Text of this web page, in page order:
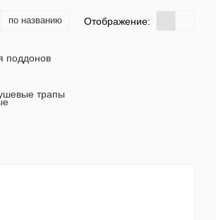
по названию Отображение:
поддонов
трапы